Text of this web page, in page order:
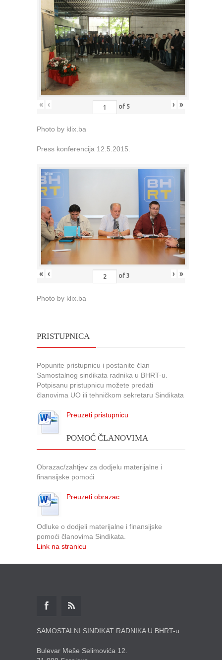
« ‹ of 5 › »
Photo by klix.ba
Press konferencija 12.5.2015.
« ‹ of 3 › »
Photo by klix.ba
PRISTUPNICA
Popunite pristupnicu i postanite član
Samostalnog sindikata radnika u BHRT-u.
Potpisanu pristupnicu možete predati
članovima UO ili tehničkom sekretaru Sindikata
Preuzeti pristupnicu
POMOĆ ČLANOVIMA
Obrazac/zahtjev za dodjelu materijalne i
finansijske pomoći
Preuzeti obrazac
Odluke o dodjeli materijalne i finansijske
pomoći članovima Sindikata.
Link na stranicu
SAMOSTALNI SINDIKAT RADNIKA U BHRT-u
Bulevar Meše Selimovića 12.